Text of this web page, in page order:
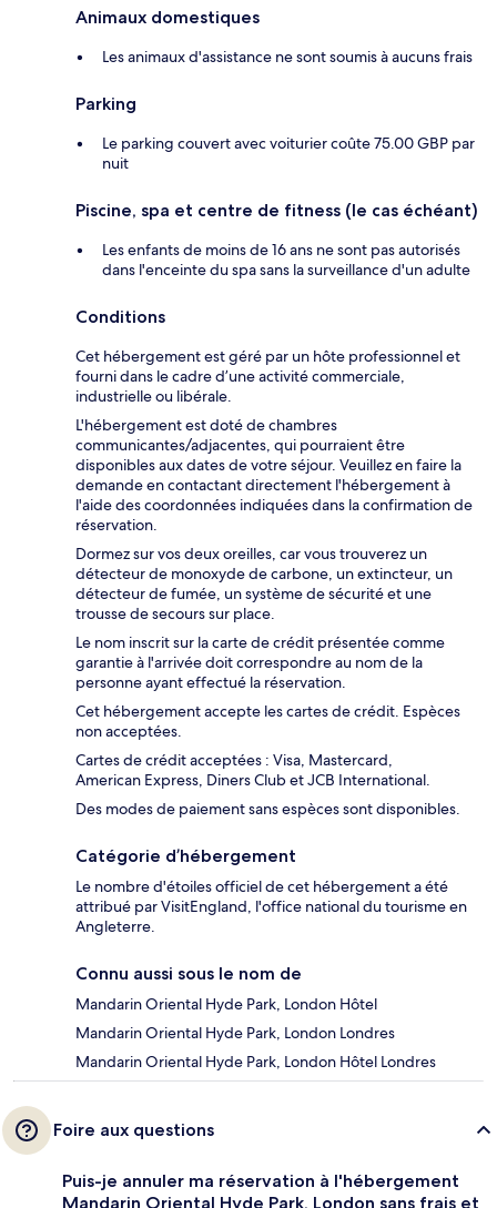
Animaux domestiques
Les animaux d'assistance ne sont soumis à aucuns frais
Parking
Le parking couvert avec voiturier coûte 75.00 GBP par
nuit
Piscine, spa et centre de fitness (le cas échéant)
Les enfants de moins de 16 ans ne sont pas autorisés
dans l'enceinte du spa sans la surveillance d'un adulte
Conditions
Cet hébergement est géré par un hôte professionnel et
fourni dans le cadre d’une activité commerciale,
industrielle ou libérale.
L'hébergement est doté de chambres
communicantes/adjacentes, qui pourraient être
disponibles aux dates de votre séjour. Veuillez en faire la
demande en contactant directement l'hébergement à
l'aide des coordonnées indiquées dans la confirmation de
réservation.
Dormez sur vos deux oreilles, car vous trouverez un
détecteur de monoxyde de carbone, un extincteur, un
détecteur de fumée, un système de sécurité et une
trousse de secours sur place.
Le nom inscrit sur la carte de crédit présentée comme
garantie à l'arrivée doit correspondre au nom de la
personne ayant effectué la réservation.
Cet hébergement accepte les cartes de crédit. Espèces
non acceptées.
Cartes de crédit acceptées : Visa, Mastercard,
American Express, Diners Club et JCB International.
Des modes de paiement sans espèces sont disponibles.
Catégorie d’hébergement
Le nombre d'étoiles officiel de cet hébergement a été
attribué par VisitEngland, l'office national du tourisme en
Angleterre.
Connu aussi sous le nom de
Mandarin Oriental Hyde Park, London Hôtel
Mandarin Oriental Hyde Park, London Londres
Mandarin Oriental Hyde Park, London Hôtel Londres
Foire aux questions
Puis-je annuler ma réservation à l'hébergement
Mandarin Oriental Hyde Park, London sans frais et